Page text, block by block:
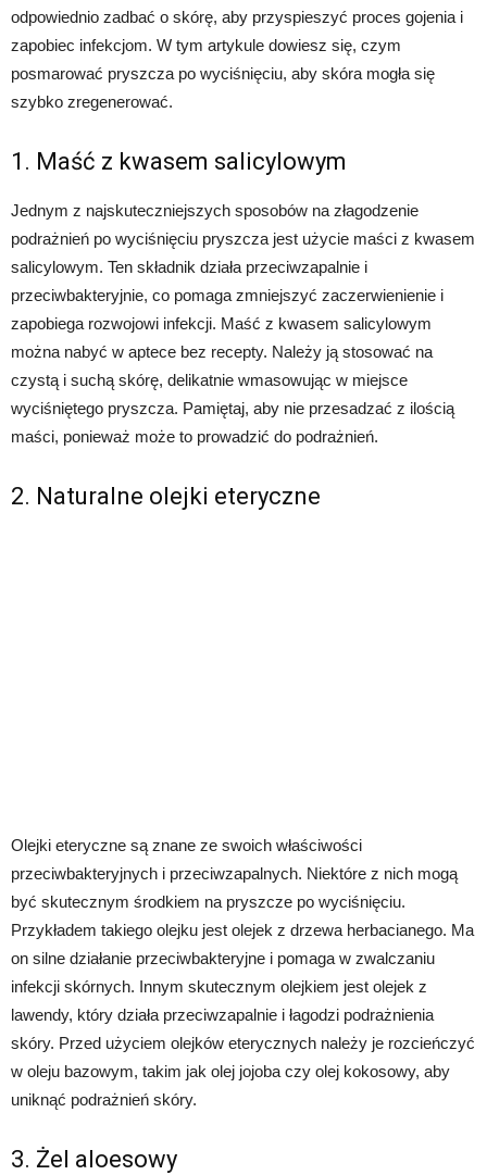
odpowiednio zadbać o skórę, aby przyspieszyć proces gojenia i
zapobiec infekcjom. W tym artykule dowiesz się, czym
posmarować pryszcza po wyciśnięciu, aby skóra mogła się
szybko zregenerować.
1. Maść z kwasem salicylowym
Jednym z najskuteczniejszych sposobów na złagodzenie
podrażnień po wyciśnięciu pryszcza jest użycie maści z kwasem
salicylowym. Ten składnik działa przeciwzapalnie i
przeciwbakteryjnie, co pomaga zmniejszyć zaczerwienienie i
zapobiega rozwojowi infekcji. Maść z kwasem salicylowym
można nabyć w aptece bez recepty. Należy ją stosować na
czystą i suchą skórę, delikatnie wmasowując w miejsce
wyciśniętego pryszcza. Pamiętaj, aby nie przesadzać z ilością
maści, ponieważ może to prowadzić do podrażnień.
2. Naturalne olejki eteryczne
Olejki eteryczne są znane ze swoich właściwości
przeciwbakteryjnych i przeciwzapalnych. Niektóre z nich mogą
być skutecznym środkiem na pryszcze po wyciśnięciu.
Przykładem takiego olejku jest olejek z drzewa herbacianego. Ma
on silne działanie przeciwbakteryjne i pomaga w zwalczaniu
infekcji skórnych. Innym skutecznym olejkiem jest olejek z
lawendy, który działa przeciwzapalnie i łagodzi podrażnienia
skóry. Przed użyciem olejków eterycznych należy je rozcieńczyć
w oleju bazowym, takim jak olej jojoba czy olej kokosowy, aby
uniknąć podrażnień skóry.
3. Żel aloesowy